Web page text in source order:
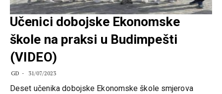
Učenici dobojske Ekonomske
škole na praksi u Budimpešti
(VIDEO)
GD 31/07/2023
Deset učenika dobojske Ekonomske škole smjerova